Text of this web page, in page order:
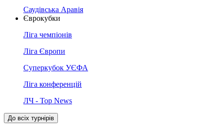
Саудівська Аравія
Єврокубки
Ліга чемпіонів
Ліга Європи
Суперкубок УЄФА
Ліга конференцій
ЛЧ - Top News
До всіх турнірів